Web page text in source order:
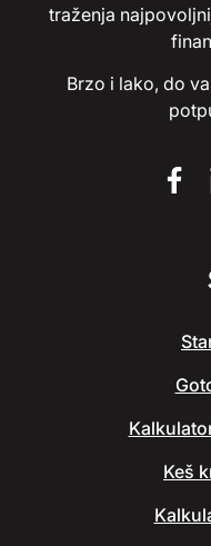
traženja
Brzo i lako, do
Keš